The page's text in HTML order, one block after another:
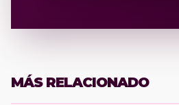
MÁS RELACIONADO